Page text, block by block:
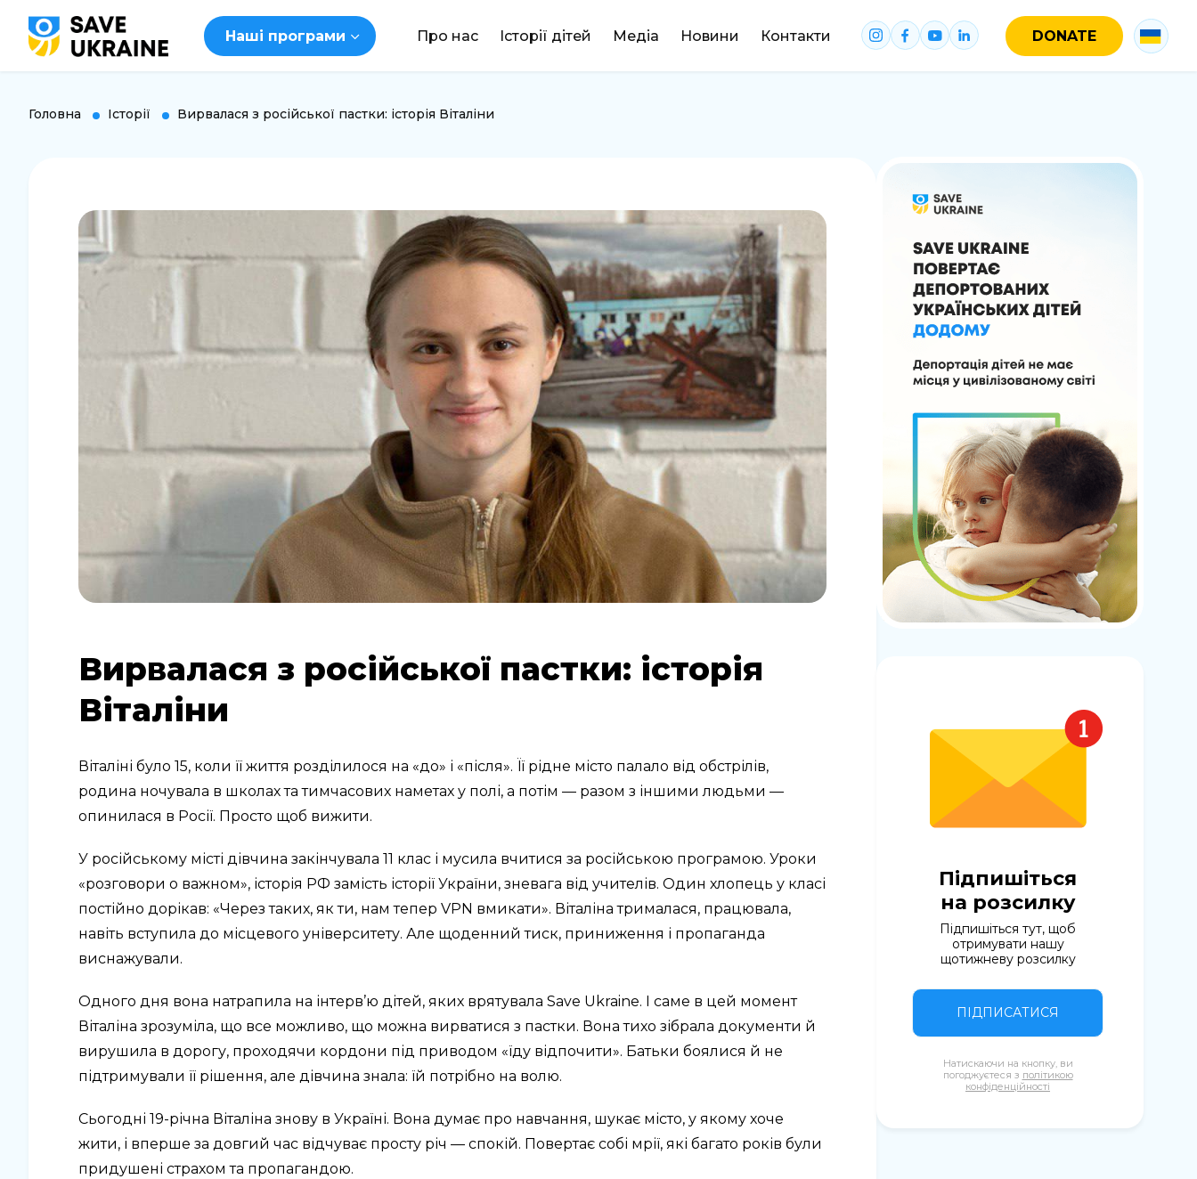
Наші програми Про нас Історії дітей Медіа Новини Контакти DONATE
DONATE
Головна Історії Вирвалася з російської пастки: історія Віталіни
Вирвалася з російської пастки: історія
Віталіни
Віталіні було 15, коли її життя розділилося на «до» і «після». Її рідне місто палало від обстрілів,
родина ночувала в школах та тимчасових наметах у полі, а потім — разом з іншими людьми —
опинилася в Росії. Просто щоб вижити.
У російському місті дівчина закінчувала 11 клас і мусила вчитися за російською програмою. Уроки
«розговори о важном», історія РФ замість історії України, зневага від учителів. Один хлопець у класі
постійно дорікав: «Через таких, як ти, нам тепер VPN вмикати». Віталіна трималася, працювала,
навіть вступила до місцевого університету. Але щоденний тиск, приниження і пропаганда
виснажували.
Одного дня вона натрапила на інтерв’ю дітей, яких врятувала Save Ukraine. І саме в цей момент
Віталіна зрозуміла, що все можливо, що можна вирватися з пастки. Вона тихо зібрала документи й
вирушила в дорогу, проходячи кордони під приводом «їду відпочити». Батьки боялися й не
підтримували її рішення, але дівчина знала: їй потрібно на волю.
Сьогодні 19-річна Віталіна знову в Україні. Вона думає про навчання, шукає місто, у якому хоче
жити, і вперше за довгий час відчуває просту річ — спокій. Повертає собі мрії, які багато років були
придушені страхом та пропагандою.
Підпишіться
на розсилку
Підпишіться тут, щоб
отримувати нашу
щотижневу розсилку
ПІДПИСАТИСЯ
Натискаючи на кнопку, ви
погоджуєтеся з політикою
конфіденційності